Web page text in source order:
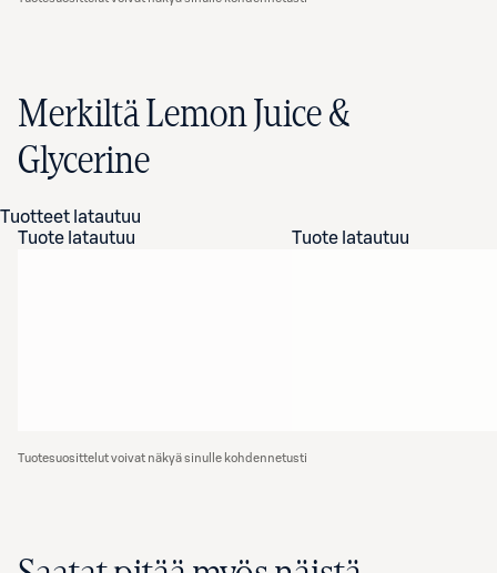
Merkiltä Lemon Juice &
Glycerine
Tuotteet latautuu
Tuote latautuu
Tuote latautuu
Tuotesuosittelut voivat näkyä sinulle kohdennetusti